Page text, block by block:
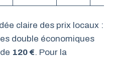
claire des prix locaux :
double économiques
120 €. Pour la